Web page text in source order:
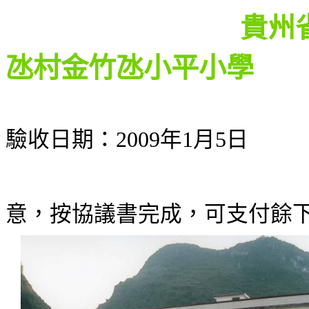
貴州省黔西南
氹村金竹氹小平小學
驗收日期： 2009年1月 5
意，按協議書完成，可支付餘